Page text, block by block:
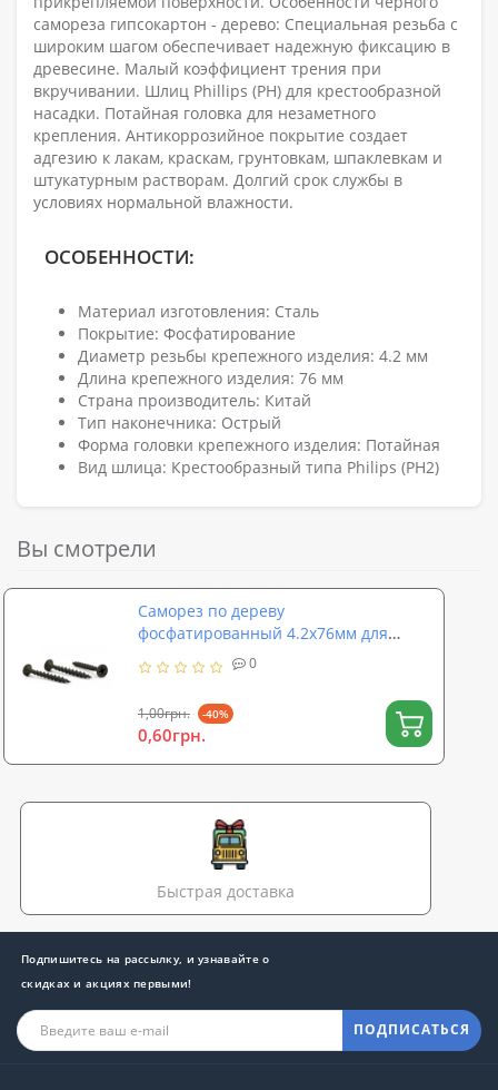
самореза гипсокартон - дерево: Специальная резьба с
широким шагом обеспечивает надежную фиксацию в
древесине. Малый коэффициент трения при
вкручивании. Шлиц Phillips (PH) для крестообразной
насадки. Потайная головка для незаметного
крепления. Антикоррозийное покрытие создает
адгезию к лакам, краскам, грунтовкам, шпаклевкам и
штукатурным растворам. Долгий срок службы в
условиях нормальной влажности.
ОСОБЕННОСТИ:
Материал изготовления: Сталь
Покрытие: Фосфатирование
Диаметр резьбы крепежного изделия: 4.2 мм
Длина крепежного изделия: 76 мм
Страна производитель: Китай
Тип наконечника: Острый
Форма головки крепежного изделия: Потайная
Вид шлица: Крестообразный типа Philips (PH2)
Вы смотрели
Саморез по дереву
фосфатированный 4.2х76мм для
гипсокартона черный (39014)
0
1,00грн. -40%
0,60грн.
Быстрая доставка
Подпишитесь на рассылку, и узнавайте о
скидках и акциях первыми!
ПОДПИСАТЬСЯ